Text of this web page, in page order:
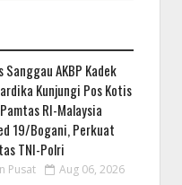
Sanggau AKBP Kadek
Kunjungi Pos Kotis
RI-Malaysia
19/Bogani, Perkuat
TNI-Polri
Pusat Aug 06, 2026